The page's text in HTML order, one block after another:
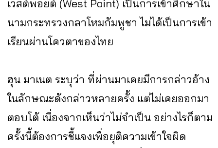
เวสต์พอยต์ (West Point) เป็นการเข้าศึกษาใน
นามกระทรวงกลาโหมกัมพูชา ไม่ได้เป็นการเข้า
เรียนผ่านโควตาของไทย
ฮุน มาเนต ระบุว่า ที่ผ่านมาเคยมีการกล่าวอ้าง
ในลักษณะดังกล่าวหลายครั้ง แต่ไม่เคยออกมา
ตอบโต้ เนื่องจากเห็นว่าไม่จำเป็น อย่างไรก็ตาม
ครั้งนี้ต้องการชี้แจงเพื่อยุติความเข้าใจผิด